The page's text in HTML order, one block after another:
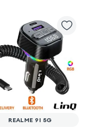
REALME 9I 5G